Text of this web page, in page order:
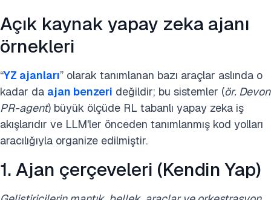
Açık kaynak yapay zeka ajanı
örnekleri
“YZ ajanları” olarak tanımlanan bazı araçlar aslında o
kadar da ajan benzeri değildir; bu sistemler (ör. Devon
PR-agent) büyük ölçüde RL tabanlı yapay zeka iş
akışlarıdır ve LLM'ler önceden tanımlanmış kod yolları
aracılığıyla organize edilmiştir.
1. Ajan çerçeveleri (Kendin Yap)